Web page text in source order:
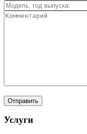
Услуги